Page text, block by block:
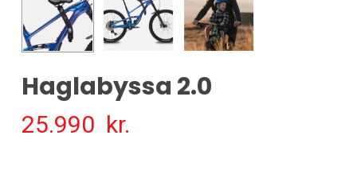
Haglabyssa 2.0
25.990 kr.